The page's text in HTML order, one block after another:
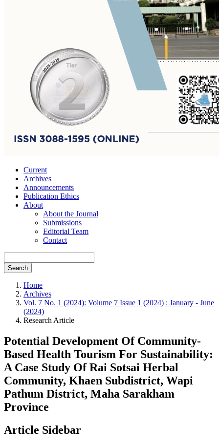
Current
Archives
Announcements
Publication Ethics
About
About the Journal
Submissions
Editorial Team
Contact
Search
Home
Archives
Vol. 7 No. 1 (2024): Volume 7 Issue 1 (2024) : January - June
(2024)
Research Article
Potential Development Of Community-
Based Health Tourism For Sustainability:
A Case Study Of Rai Sotsai Herbal
Community, Khaen Subdistrict, Wapi
Pathum District, Maha Sarakham
Province
Article Sidebar